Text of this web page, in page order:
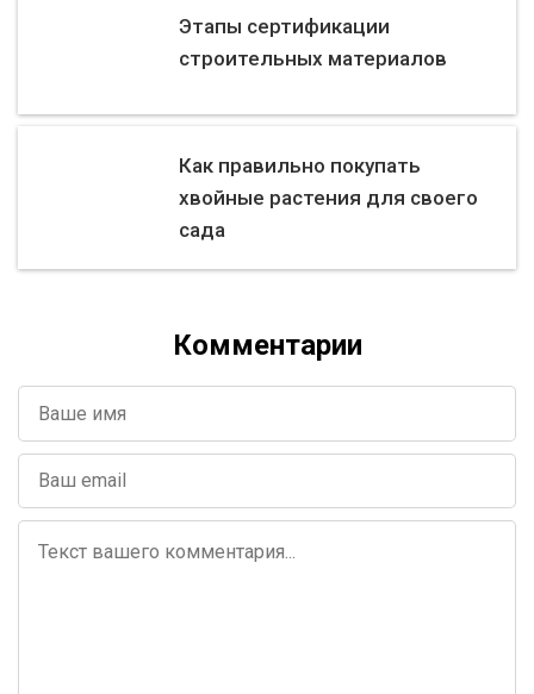
Этапы сертификации
строительных материалов
Как правильно покупать
хвойные растения для своего
сада
Комментарии